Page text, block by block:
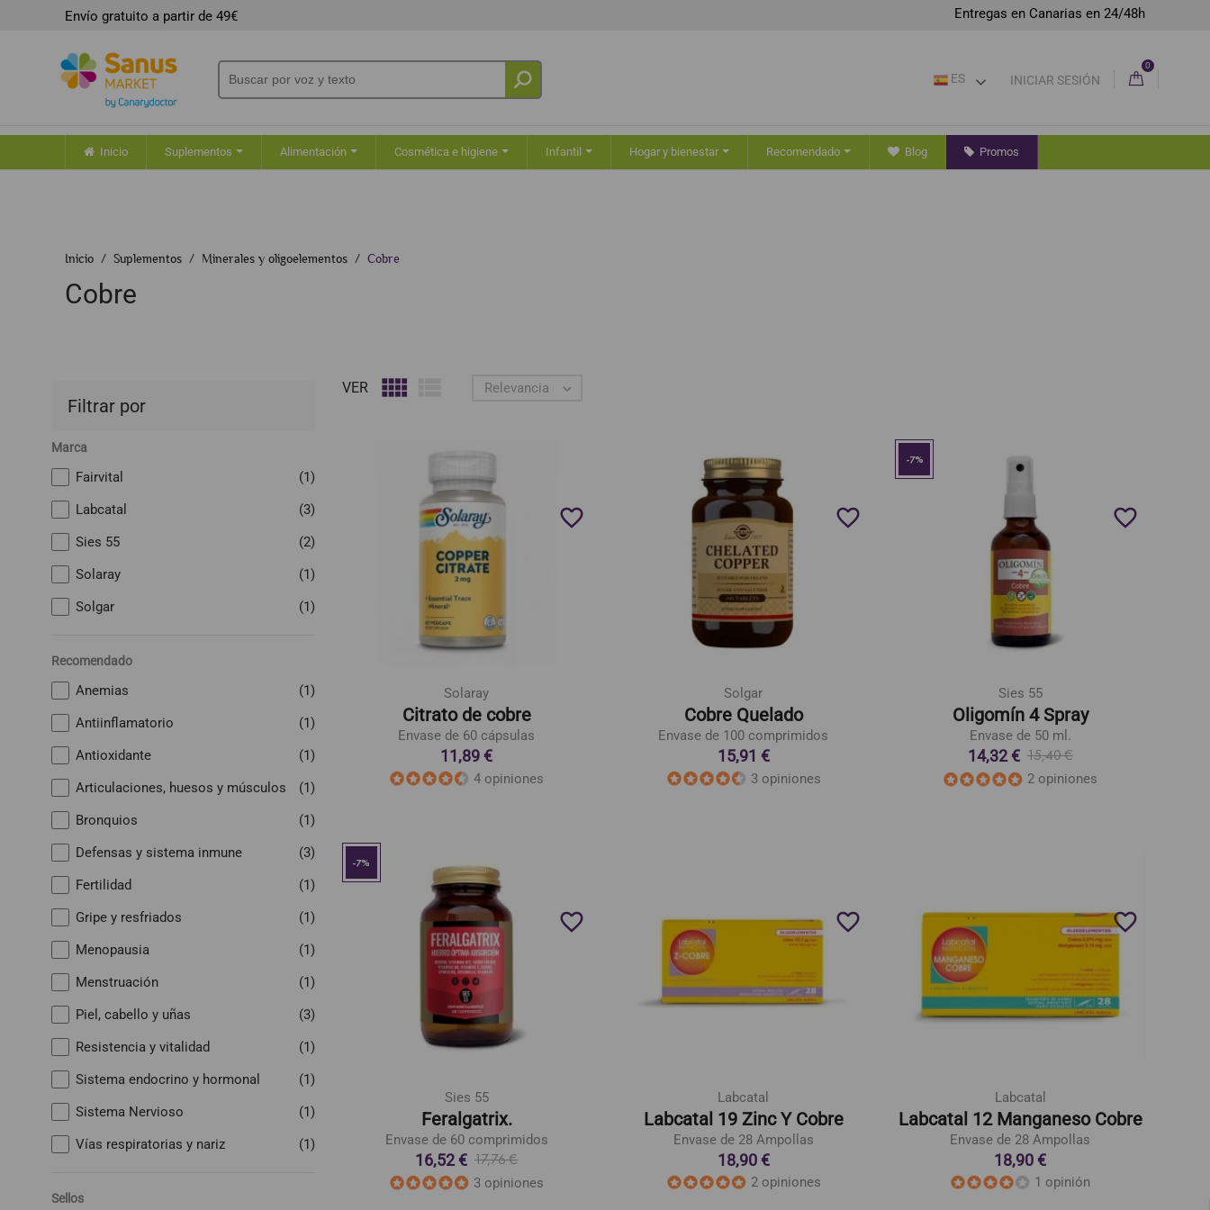
Envío gratuito a partir de 49€ Entregas en Canarias en 24/48h
ES INICIAR SESIÓN
0
Inicio Suplementos Alimentación Cosmética e higiene Infantil Hogar y bienestar Recomendado Blog Promos
Inicio Suplementos Minerales y oligoelementos Cobre
Cobre
Filtrar por
Marca
Fairvital
(1)
Labcatal
(3)
Sies 55
(2)
Solaray
(1)
Solgar
(1)
Recomendado
Anemias
(1)
Antiinflamatorio
(1)
Antioxidante
(1)
Articulaciones, huesos y músculos
(1)
Bronquios
(1)
Defensas y sistema inmune
(3)
Fertilidad
(1)
Gripe y resfriados
(1)
Menopausia
(1)
Menstruación
(1)
Piel, cabello y uñas
(3)
Resistencia y vitalidad
(1)
Sistema endocrino y hormonal
(1)
Sistema Nervioso
(1)
Vías respiratorias y nariz
(1)
Sellos
VER  Relevancia 
Solaray
Citrato de cobre
Envase de 60 cápsulas
11,89 €
4 opiniones
favorite_border
Solgar
Cobre Quelado
Envase de 100 comprimidos
15,91 €
3 opiniones
favorite_border
-7%
Sies 55
Oligomín 4 Spray
Envase de 50 ml.
14,32 € 15,40 €
2 opiniones
favorite_border
-7%
Sies 55
Feralgatrix.
Envase de 60 comprimidos
16,52 € 17,76 €
3 opiniones
favorite_border
Labcatal
Labcatal 19 Zinc Y Cobre
Envase de 28 Ampollas
18,90 €
2 opiniones
favorite_border
Labcatal
Labcatal 12 Manganeso Cobre
Envase de 28 Ampollas
18,90 €
1 opinión
favorite_border